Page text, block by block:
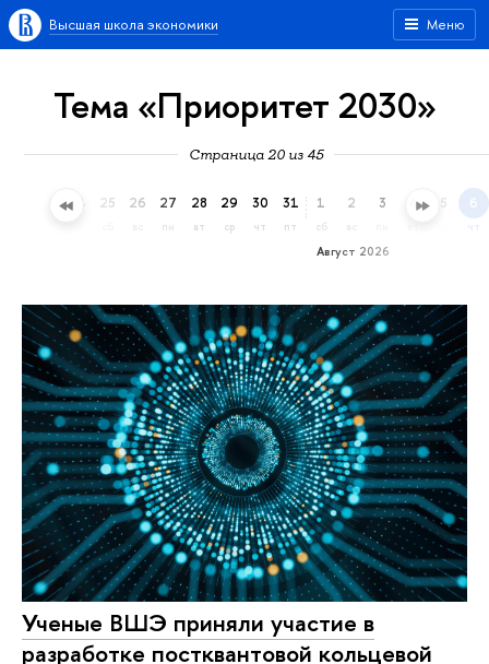
Меню
Высшая школа экономики
Тема «Приоритет 2030»
Страница 20 из 45
24 25 26 27
пн
28
вт
29
ср
30
чт
31
пт
Август 2026
1
сб
2 3 4 5 6
чт
Ученые ВШЭ приняли участие в
разработке постквантовой кольцевой